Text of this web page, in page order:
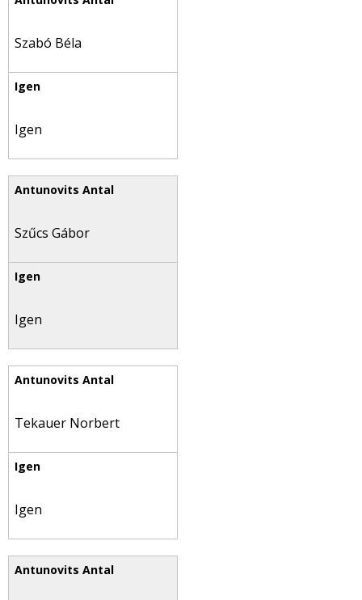
Szabó Béla
Igen
Szűcs Gábor
Igen
Tekauer Norbert
Igen